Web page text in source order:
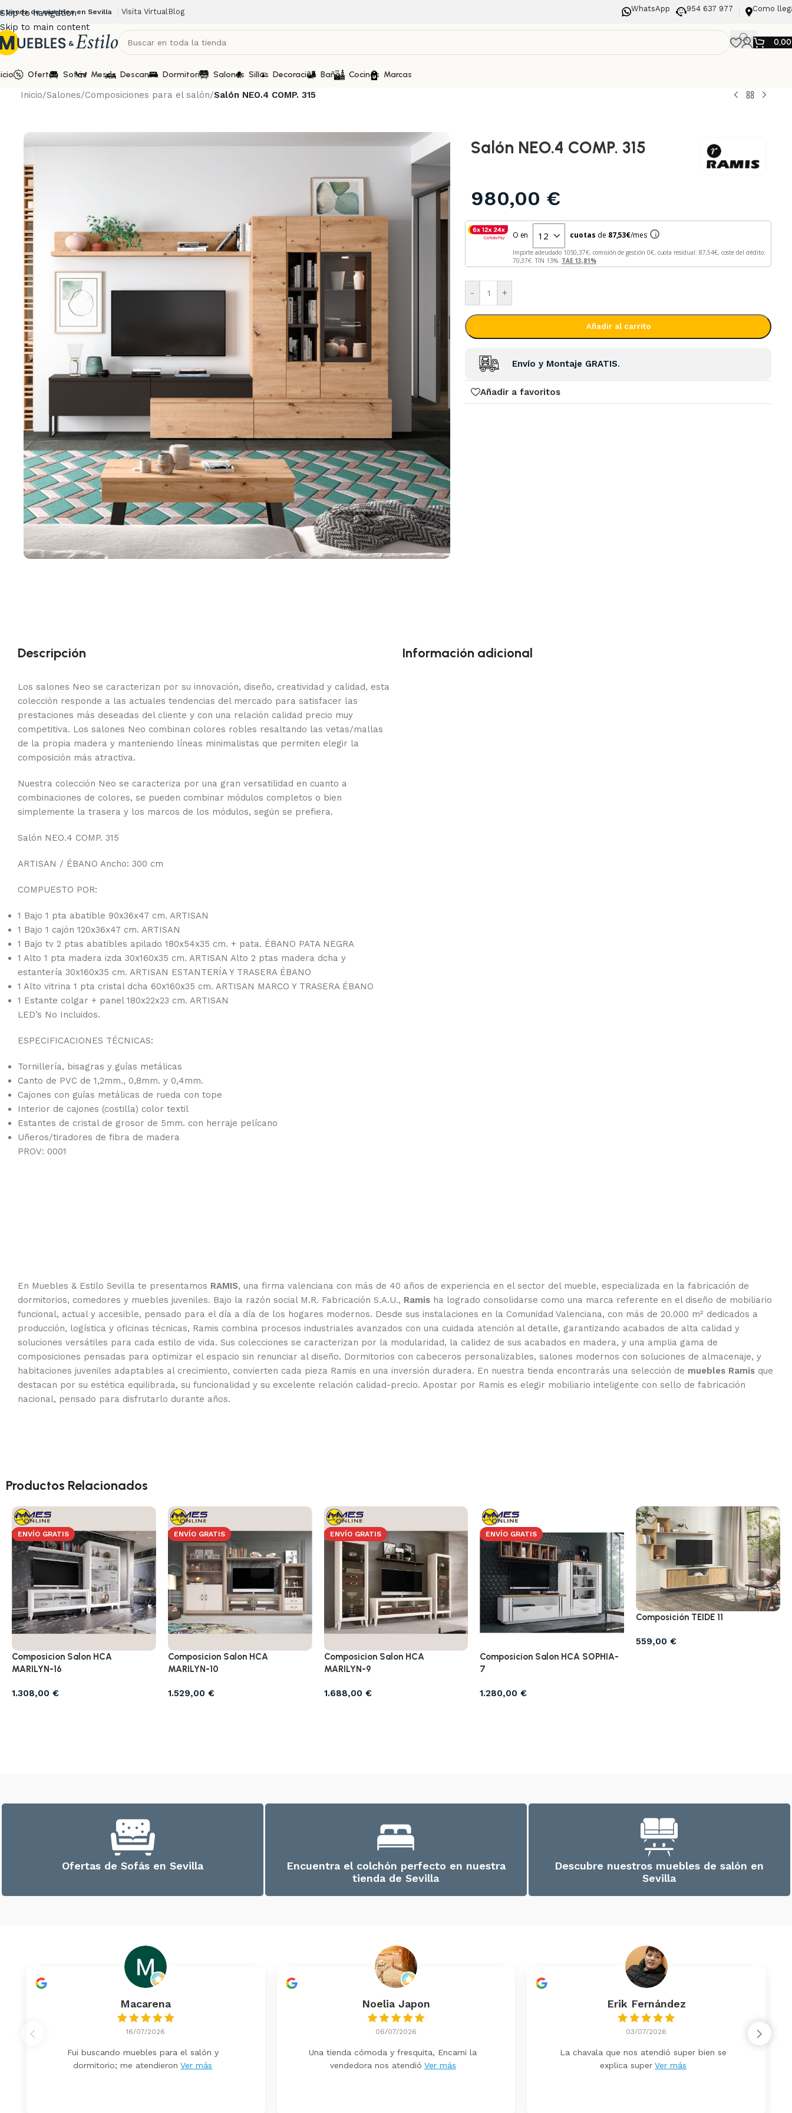
Skip to navigation
Skip to main content
tienda de muebles en Sevilla Visita VirtualBlog WhatsApp 954 637 977 Como
Ofertas Sofás Mesas Descanso Dormitorios Salones Sillas Decoración Baños Cocinas Marcas
Inicio/Salones/Composiciones para el salón/Salón NEO.4 COMP. 315
Salón NEO.4 COMP. 315
980,00 €
O en cuotas de 87,53€/mes i
Importe adeudado 1050,37 €, comisión de gestión 0 €, cuota residual: 87,54
€, coste del crédito:
70,37€. TIN 13%. TAE 13,81%
- +
Añadir al carrito
Envío y Montaje GRATIS.
Añadir a favoritos
Descripción
Los salones Neo se caracterizan por su innovación, diseño, creatividad y calidad, esta
colección responde a las actuales tendencias del mercado para satisfacer las
prestaciones más deseadas del cliente y con una relación calidad precio muy
competitiva. Los salones Neo combinan colores robles resaltando las vetas/mallas
de la propia madera y manteniendo líneas minimalistas que permiten elegir la
composición más atractiva.
Nuestra colección Neo se caracteriza por una gran versatilidad en cuanto a
combinaciones de colores, se pueden combinar módulos completos o bien
simplemente la trasera y los marcos de los módulos, según se prefiera.
Salón NEO.4 COMP. 315
ARTISAN / ÉBANO Ancho: 300 cm
COMPUESTO POR:
1 Bajo 1 pta abatible 90x36x47 cm. ARTISAN
1 Bajo 1 cajón 120x36x47 cm. ARTISAN
1 Bajo tv 2 ptas abatibles apilado 180x54x35 cm. + pata. ÉBANO PATA NEGRA
1 Alto 1 pta madera izda 30x160x35 cm. ARTISAN Alto 2 ptas madera dcha y
estantería 30x160x35 cm. ARTISAN ESTANTERÍA Y TRASERA ÉBANO
1 Alto vitrina 1 pta cristal dcha 60x160x35 cm. ARTISAN MARCO Y TRASERA ÉBANO
1 Estante colgar + panel 180x22x23 cm. ARTISAN
LED’s No Incluidos.
ESPECIFICACIONES TÉCNICAS:
Tornillería, bisagras y guías metálicas
Canto de PVC de 1,2mm., 0,8mm. y 0,4mm.
Cajones con guías metálicas de rueda con tope
Interior de cajones (costilla) color textil
Estantes de cristal de grosor de 5mm. con herraje pelícano
Uñeros/tiradores de fibra de madera
PROV: 0001
Información adicional
En Muebles & Estilo Sevilla te presentamos RAMIS, una firma valenciana con más de 40 años de experiencia en el sector del mueble, especializada en la fabricación de
dormitorios, comedores y muebles juveniles. Bajo la razón social M.R. Fabricación S.A.U., Ramis ha logrado consolidarse como una marca referente en el diseño de mobiliario
funcional, actual y accesible, pensado para el día a día de los hogares modernos. Desde sus instalaciones en la Comunidad Valenciana, con más de 20.000 m² dedicados a
producción, logística y oficinas técnicas, Ramis combina procesos industriales avanzados con una cuidada atención al detalle, garantizando acabados de alta calidad y
soluciones versátiles para cada estilo de vida. Sus colecciones se caracterizan por la modularidad, la calidez de sus acabados en madera, y una amplia gama de
composiciones pensadas para optimizar el espacio sin renunciar al diseño. Dormitorios con cabeceros personalizables, salones modernos con soluciones de almacenaje, y
habitaciones juveniles adaptables al crecimiento, convierten cada pieza Ramis en una inversión duradera. En nuestra tienda encontrarás una selección de muebles Ramis que
destacan por su estética equilibrada, su funcionalidad y su excelente relación calidad-precio. Apostar por Ramis es elegir mobiliario inteligente con sello de fabricación
nacional, pensado para disfrutarlo durante años.
Productos Relacionados
ENVÍO GRATIS
Composicion Salon HCA
MARILYN-16
1.308,00 €
ENVÍO GRATIS
Composicion Salon HCA
MARILYN-10
1.529,00 €
ENVÍO GRATIS
Composicion Salon HCA
MARILYN-9
1.688,00 €
ENVÍO GRATIS
Composicion Salon HCA SOPHIA-
7
1.280,00€
Composición TEIDE 11
559,00€
Ofertas de Sofás en Sevilla
Encuentra el colchón perfecto en nuestra
tienda de Sevilla
Descubre nuestros muebles de salón en
Sevilla
Macarena
16/07/2026
Fui buscando muebles para el salón y
dormitorio; me atendieron Ver más
Noelia Japon
06/07/2026
Una tienda cómoda y fresquita, Encarni la
vendedora nos atendió Ver más
Erik Fernández
03/07/2026
La chavala que nos atendió super bien se
explica super Ver más